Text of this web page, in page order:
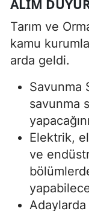
ALIM
Tarım ve
kamu
arda geldi.
Savunma
savunma
Elektrik,
ve